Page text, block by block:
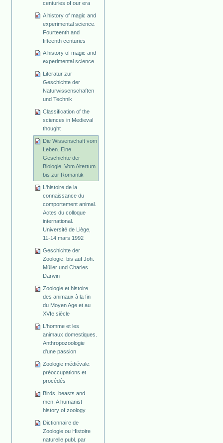
centuries of our era
A history of magic and
experimental science.
Fourteenth and
fifteenth centuries
A history of magic and
experimental science
Literatur zur
Geschichte der
Naturwissenschaften
und Technik
Classification of the
sciences in Medieval
thought
Die Wissenschaft vom
Leben. Eine
Geschichte der
Biologie. Vom Altertum
bis zur Romantik
L'histoire de la
connaissance du
comportement animal.
Actes du colloque
international.
Université de Liège,
11-14 mars 1992
Geschichte der
Zoologie, bis auf Joh.
Müller und Charles
Darwin
Zoologie et histoire
des animaux à la fin
du Moyen Age et au
XVIe siècle
L'homme et les
animaux domestiques.
Anthropozoologie
d'une passion
Zoologie médiévale:
préoccupations et
procédés
Birds, beasts and
men: A humanist
history of zoology
Dictionnaire de
Zoologie ou Histoire
naturelle publ. par